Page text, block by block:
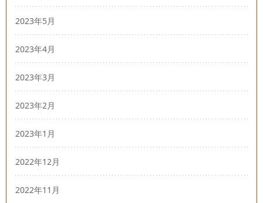
2023年5月
2023年4月
2023年3月
2023年2月
2023年1月
2022年12月
2022年11月